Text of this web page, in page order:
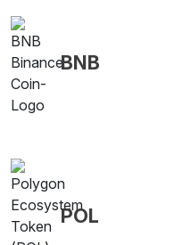
BNB
POL